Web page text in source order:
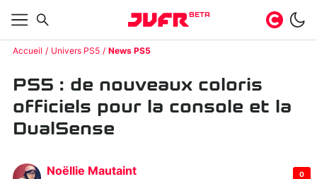
BETA
Accueil Univers PS5 News PS5
PS5 : de nouveaux coloris
officiels pour la console et la
DualSense
Noëllie Mautaint 0